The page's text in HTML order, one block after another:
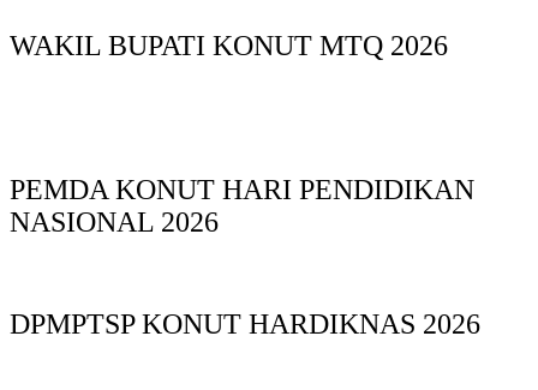
WAKIL BUPATI KONUT MTQ 2026
PEMDA KONUT HARI PENDIDIKAN
NASIONAL 2026
DPMPTSP KONUT HARDIKNAS 2026